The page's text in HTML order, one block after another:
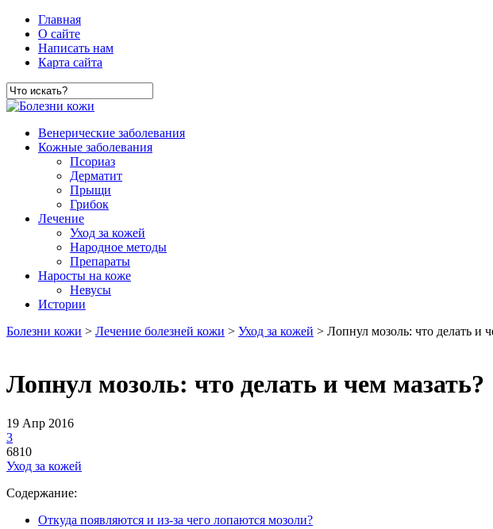
Главная
О сайте
Написать нам
Карта сайта
Венерические заболевания
Кожные заболевания
Псориаз
Дерматит
Прыщи
Грибок
Лечение
Уход за кожей
Народное методы
Препараты
Наросты на коже
Невусы
Истории
Болезни кожи > Лечение болезней кожи > Уход за кожей > Лопнул мозоль: что делать и
Лопнул мозоль: что делать и чем мазать?
19 Апр 2016
3
6810
Уход за кожей
Содержание:
Откуда появляются и из-за чего лопаются мозоли?